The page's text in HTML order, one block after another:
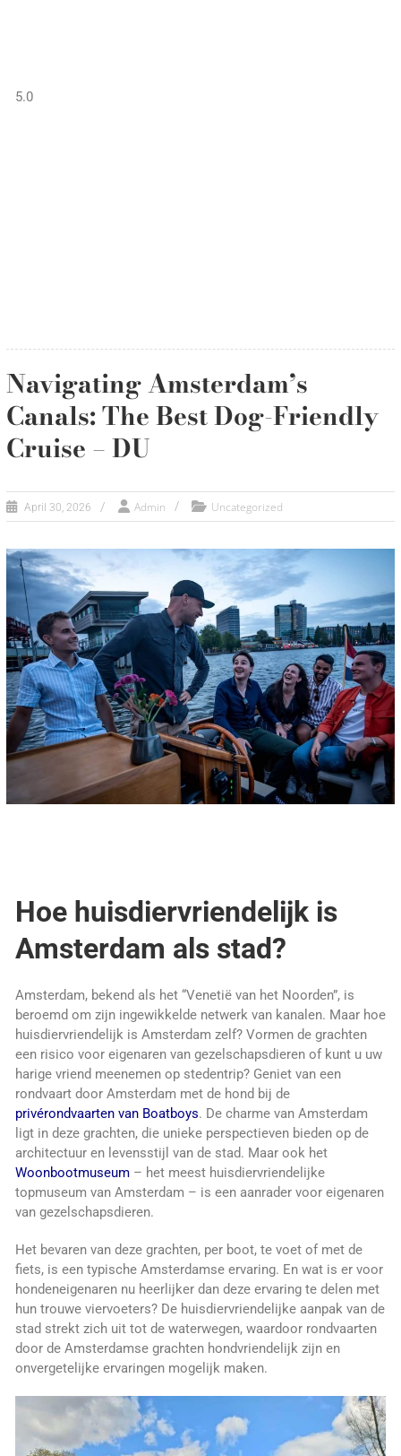
5.0
Navigating Amsterdam’s
Canals: The Best Dog-Friendly
Cruise – DU
April 30, 2026 Admin Uncategorized
Hoe huisdiervriendelijk is
Amsterdam als stad?
Amsterdam, bekend als het “Venetië van het Noorden”, is
beroemd om zijn ingewikkelde netwerk van kanalen. Maar hoe
huisdiervriendelijk is Amsterdam zelf? Vormen de grachten
een risico voor eigenaren van gezelschapsdieren of kunt u uw
harige vriend meenemen op stedentrip? Geniet van een
rondvaart door Amsterdam met de hond bij de
privérondvaarten van Boatboys. De charme van Amsterdam
ligt in deze grachten, die unieke perspectieven bieden op de
architectuur en levensstijl van de stad. Maar ook het
Woonbootmuseum– het meest huisdiervriendelijke
topmuseum van Amsterdam – is een aanrader voor eigenaren
van gezelschapsdieren.
Het bevaren van deze grachten, per boot, te voet of met de
fiets, is een typische Amsterdamse ervaring. En wat is er voor
hondeneigenaren nu heerlijker dan deze ervaring te delen met
hun trouwe viervoeters? De huisdiervriendelijke aanpak van de
stad strekt zich uit tot de waterwegen, waardoor rondvaarten
door de Amsterdamse grachten hondvriendelijk zijn en
onvergetelijke ervaringen mogelijk maken.